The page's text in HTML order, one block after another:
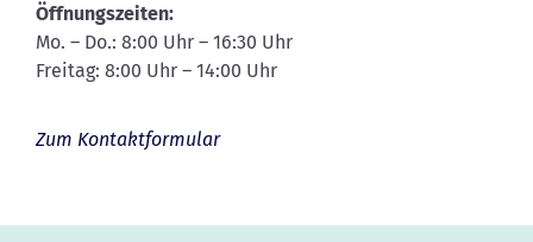
Öffnungszeiten:
Mo. – Do.: 8:00 Uhr – 16:30 Uhr
Freitag: 8:00 Uhr – 14:00 Uhr
Zum Kontaktformular